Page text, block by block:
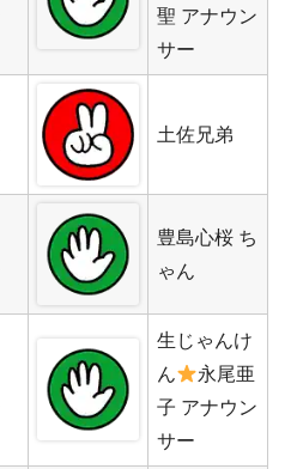
聖 アナウン
サー
土佐兄弟
豊島心桜 ち
ゃん
生じゃんけ
ん
永尾亜
子 アナウン
サー